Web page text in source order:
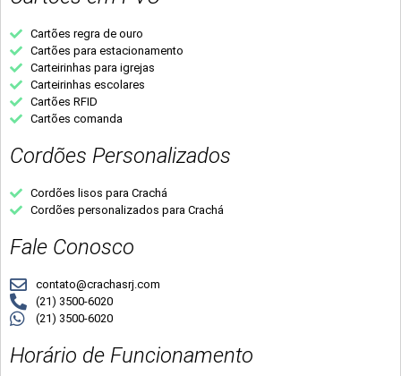
Cartões regra de ouro
Cartões para estacionamento
Carteirinhas para igrejas
Carteirinhas escolares
Cartões RFID
Cartões comanda
Cordões Personalizados
Cordões lisos para Crachá
Cordões personalizados para Crachá
Fale Conosco
contato@crachasrj.com
(21) 3500-6020
(21) 3500-6020
Horário de Funcionamento